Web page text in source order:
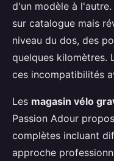
d'un modèle à
sur catalogue mais
niveau du dos, des
quelques kilomètres.
ces incompatibilités
Les magasin vélo
Passion Adour
complètes incluant
approche